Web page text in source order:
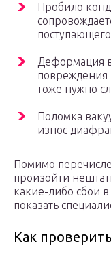
Пробило
Деформация
повреждения
тоже нужно
Поломка
износ
Помимо
произойти
какие-либо сбои
показать
Как